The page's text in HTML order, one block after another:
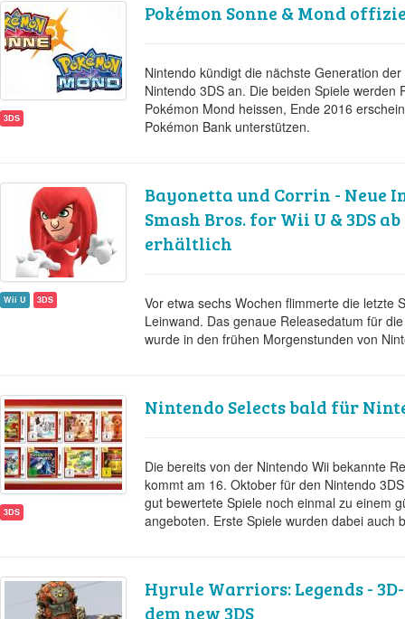
3DS
Pokémon Sonne & Mond
Nintendo kündigt die nächste Generation
Nintendo 3DS an. Die beiden Spiele werden
Pokémon Mond heissen, Ende 2016
Pokémon Bank unterstützen.
Wii U 3DS
Bayonetta und Corrin - Neue
Smash Bros. for Wii U & 3DS
erhältlich
Vor etwa sechs Wochen flimmerte die letzte
Leinwand. Das genaue Releasedatum für
wurde in den frühen Morgenstunden von
3DS
Nintendo Selects bald für
Die bereits von der Nintendo Wii bekannte
kommt am 16. Oktober für den Nintendo
gut bewertete Spiele noch einmal zu einem
angeboten. Erste Spiele wurden dabei auch
Hyrule Warriors: Legends -
dem new 3DS